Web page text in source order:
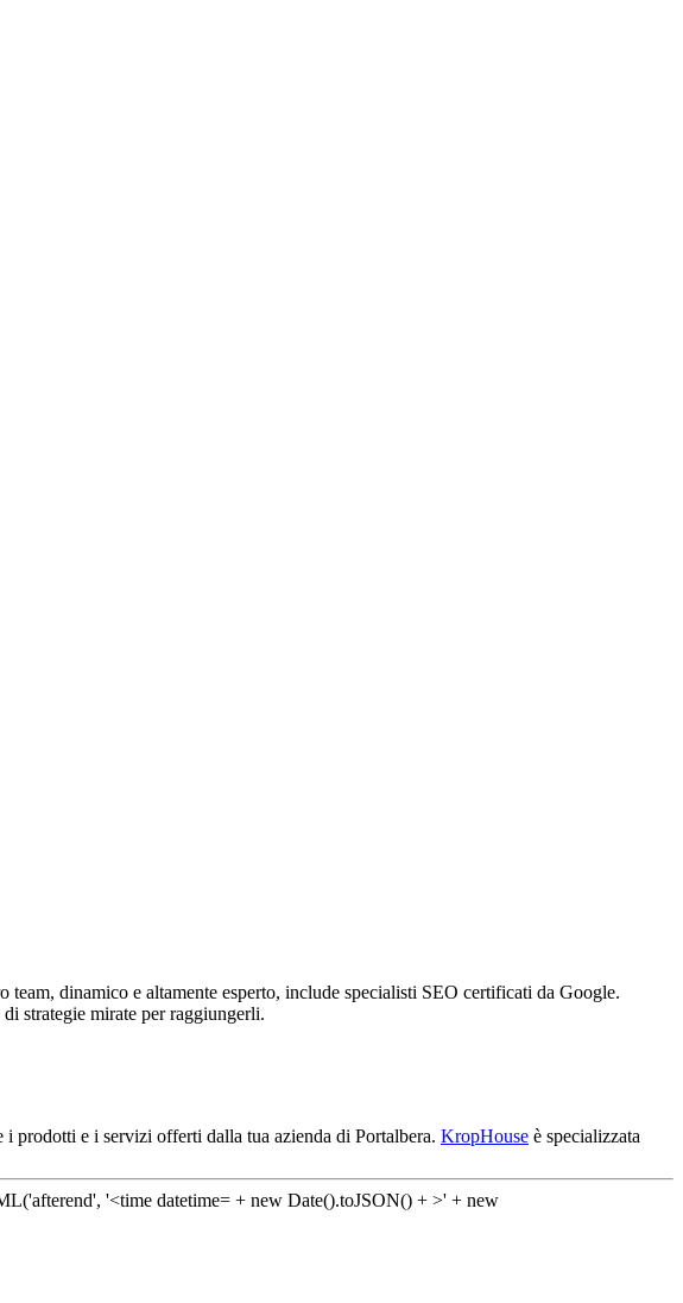
dinamico e altamente esperto, include specialisti SEO certificati da Google.
strategie mirate per raggiungerli.
i prodotti e i servizi offerti dalla tua azienda di Portalbera. KropHouse è specializzata